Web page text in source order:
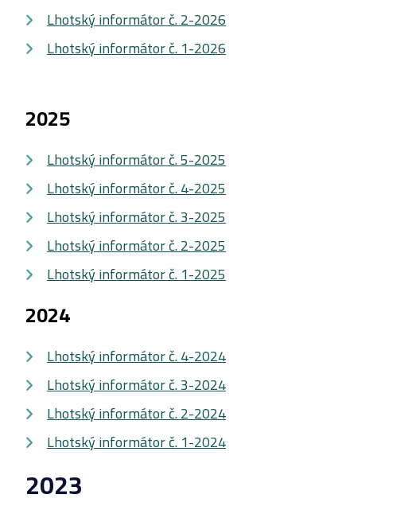
Lhotský informátor č. 2-2026
Lhotský informátor č. 1-2026
2025
Lhotský informátor č. 5-2025
Lhotský informátor č. 4-2025
Lhotský informátor č. 3-2025
Lhotský informátor č. 2-2025
Lhotský informátor č. 1-2025
2024
Lhotský informátor č. 4-2024
Lhotský informátor č. 3-2024
Lhotský informátor č. 2-2024
Lhotský informátor č. 1-2024
2023